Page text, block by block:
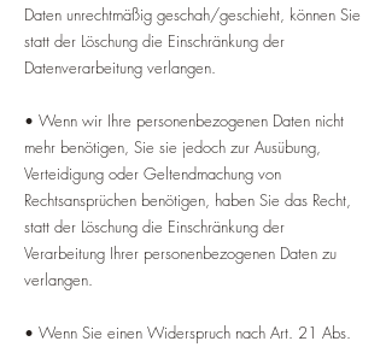
Daten unrechtmäßig geschah/geschieht, können Sie
statt der Löschung die Einschränkung der
Datenverarbeitung verlangen.
• Wenn wir Ihre personenbezogenen Daten nicht
mehr benötigen, Sie sie jedoch zur Ausübung,
Verteidigung oder Geltendmachung von
Rechtsansprüchen benötigen, haben Sie das Recht,
statt der Löschung die Einschränkung der
Verarbeitung Ihrer personenbezogenen Daten zu
verlangen.
• Wenn Sie einen Widerspruch nach Art. 21 Abs.